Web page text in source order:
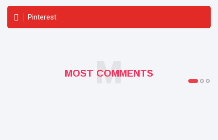
Pinterest
MOST COMMENTS
M